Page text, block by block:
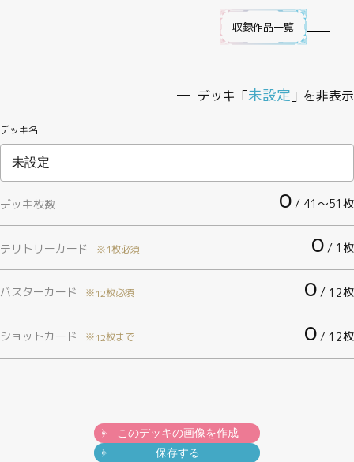
収録作品一覧
作品ラインナップ
遊び方
商品情報
デッキ「未設定 」を非表示
デッキ名
デッキ枚数 0 / 41〜51枚
テリトリーカード ※1枚必須 0 / 1枚
バスターカード ※12枚必須 0 / 12枚
ショットカード ※12枚まで 0 / 12枚
このデッキの画像を作成
保存する